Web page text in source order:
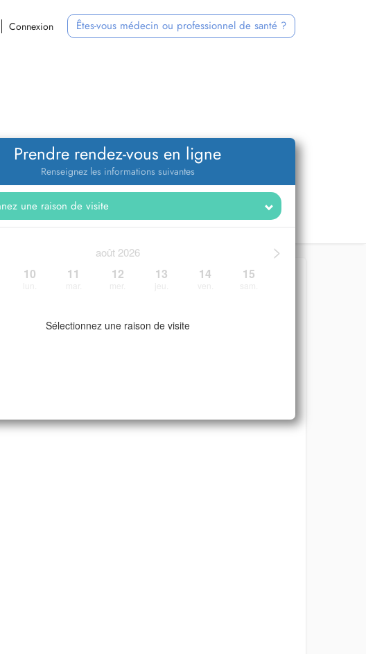
Connexion Êtes-vous médecin ou professionnel de santé ?
Prendre rendez-vous en ligne
Renseignez les informations suivantes
>
août 2026
10 11 12 13 14 15
Sélectionnez une raison de visite